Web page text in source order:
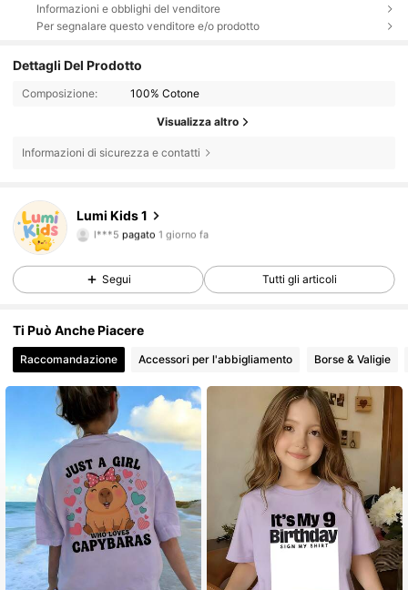
Informazioni e obblighi del venditore
Per segnalare questo venditore e/o prodotto
Dettagli Del Prodotto
Composizione: 100% Cotone
Visualizza altro
Informazioni di sicurezza e contatti
Lumi Kids 1
l***5pagato
d***a segue1 giorno fa
4.68
4.68 14 Follower
4.68 14 Follower
4.68 14 Follower
4.68 14 Follower
14 Follower
Segui Tutti gli articoli
Ti Può Anche Piacere
Raccomandazione Accessori per l'abbigliamento Borse & Valigie